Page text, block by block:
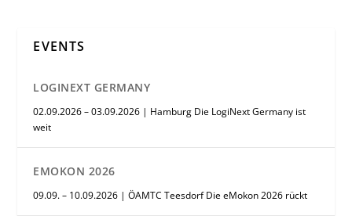
EVENTS
LOGINEXT GERMANY
02.09.2026 – 03.09.2026 | Hamburg Die LogiNext Germany ist
weit
EMOKON 2026
09.09. – 10.09.2026 | ÖAMTC Teesdorf Die eMokon 2026 rückt